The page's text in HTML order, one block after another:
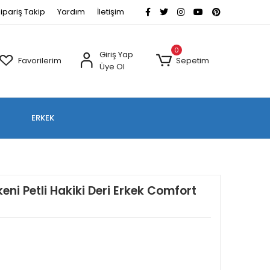
Takip Yardım İletişim
Favorilerim
Giriş Yap
Üye Ol
0
Sepetim
ERKEK
Petli Hakiki Deri Erkek Comfort